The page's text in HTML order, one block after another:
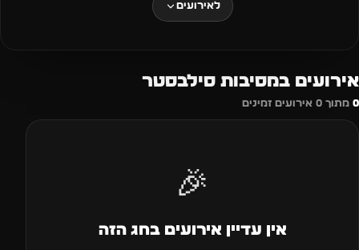
לאירועים
אירועים במסיבות סילבסטר
0 מתוך 0 אירועים זמינים
🎉
אין עדיין אירועים בחג הזה